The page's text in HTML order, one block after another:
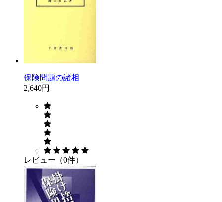
保険問題の諸相
2,640円
レビュー（0件）